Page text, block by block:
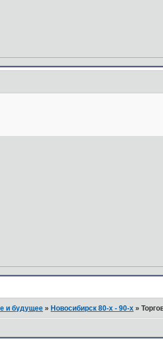
и будущее » Новосибирск 80-х - 90-х »